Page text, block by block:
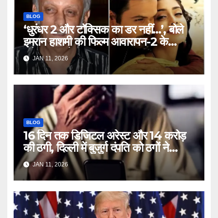
BLOG
‘धुरंधर 2 और टॉक्सिक का डर नहीं…’, बोले
इमरान हाशमी की फिल्म आवारापन-2 के
प्रोड्यूसर मुकेश भट्ट – Mukesh
Bhatt on Emraan Hashmi
Awarapan 2 delay release
date tmovg
JAN 11, 2026
BLOG
16 दिन तक डिजिटल अरेस्ट और 14 करोड़
की ठगी, दिल्ली में बुजुर्ग दंपति को ठगों ने
लगाया चूना – Delhi Cyber Fraud
elderly couple digital arrest
duped crores ntc rttm
JAN 11, 2026